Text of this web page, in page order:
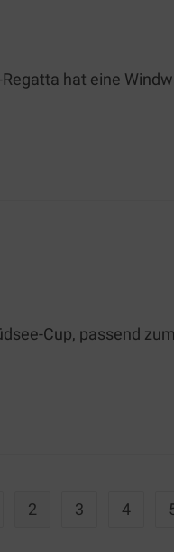
hat eine
Cup, passend
2 3 4